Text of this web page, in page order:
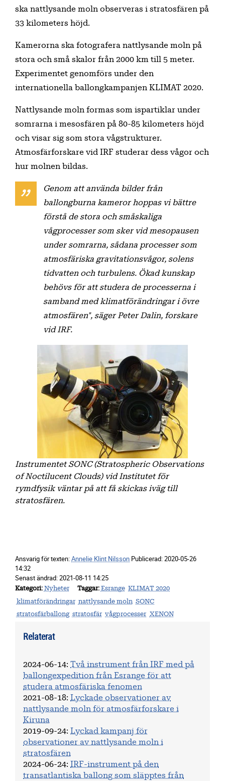
ska nattlysande moln observeras i stratosfären på
33 kilometers höjd.
Kamerorna ska fotografera nattlysande moln på
stora och små skalor från 2000 km till 5 meter.
Experimentet genomförs under den
internationella ballongkampanjen KLIMAT 2020.
Nattlysande moln formas som ispartiklar under
somrarna i mesosfären på 80-85 kilometers höjd
och visar sig som stora vågstrukturer.
Atmosfärforskare vid IRF studerar dess vågor och
hur molnen bildas.
Genom att använda bilder från
ballongburna kameror hoppas vi bättre
förstå de stora och småskaliga
vågprocesser som sker vid mesopausen
under somrarna, sådana processer som
atmosfäriska gravitationsvågor, solens
tidvatten och turbulens. Ökad kunskap
behövs för att studera de processerna i
samband med klimatförändringar i övre
atmosfären", säger Peter Dalin, forskare
vid IRF.
Instrumentet SONC (Stratospheric Observations
of Noctilucent Clouds) vid Institutet för
rymdfysik väntar på att få skickas iväg till
stratosfären.
Ansvarig för texten:Annelie Klint Nilsson Publicerad:2020-05-26
14:32
Senast ändrad:2021-08-11 14:25
Kategori Nyheter Taggar Esrange KLIMAT 2020
klimatförändringar nattlysande moln SONC
stratosfärballong stratosfär vågprocesser XENON
Relaterat
2024-06-14: Två instrument från IRF med på
ballongexpedition från Esrange för att
studera atmosfäriska fenomen
2021-08-18:
Lyckade observationer av
nattlysande moln för atmosfärforskare i
Kiruna
2019-09-24:
Lyckad kampanj för
observationer av nattlysande moln i
stratosfären
2024-06-24:
IRF-instrument på den
transatlantiska ballong som släpptes från